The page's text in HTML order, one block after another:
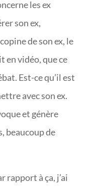
les ex
son ex,
de son ex, le
en vidéo, que ce
Est-ce qu’il est
avec son ex.
et génère
beaucoup de
rapport à ça, j’ai